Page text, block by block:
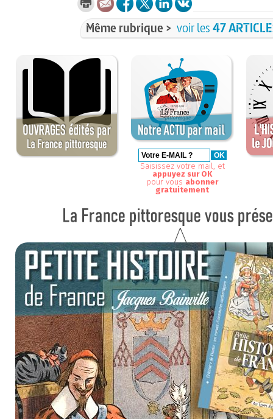
Même rubrique > voir les47
Saisissez votre mail, et
appuyez sur OK
pour vous abonner
gratuitement